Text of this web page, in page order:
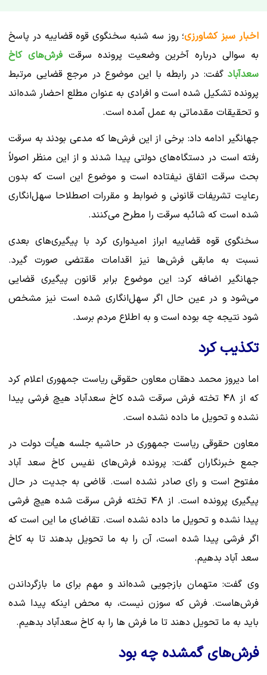
اخبار سبز کشاورزی؛ روز سه شنبه سخنگوی قوه قضاییه در پاسخ
به سوالی درباره آخرین وضعیت پرونده سرقت فرش‌های کاخ
سعدآباد گفت: در رابطه با این موضوع در مرجع قضایی مرتبط
پرونده تشکیل شده است و افرادی به عنوان مطلع احضار شده‌اند
و تحقیقات مقدماتی به عمل آمده است.
جهانگیر ادامه داد: برخی از این فرش‌ها که مدعی بودند به سرقت
رفته است در دستگاه‌های دولتی پیدا شدند و از این منظر اصولاً
بحث سرقت اتفاق نیفتاده است و موضوع این است که بدون
رعایت تشریفات قانونی و ضوابط و مقررات اصطلاحا سهل‌انگاری
شده است که شائبه سرقت را مطرح می‌کنند.
سخنگوی قوه قضاییه ابراز امیدواری کرد با پیگیری‌های بعدی
نسبت به مابقی فرش‌ها نیز اقدامات مقتضی صورت گیرد.
جهانگیر اضافه کرد: این موضوع برابر قانون پیگیری قضایی
می‌شود و در عین حال اگر سهل‌انگاری شده است نیز مشخص
شود نتیجه چه بوده است و به اطلاع مردم برسد.
تکذیب کرد
اما دیروز محمد دهقان معاون حقوقی ریاست جمهوری اعلام کرد
که از ۴۸ تخته فرش سرقت شده کاخ سعدآباد هیچ فرشی پیدا
نشده و تحویل ما داده نشده است.
معاون حقوقی ریاست جمهوری در حاشیه جلسه هیأت دولت در
جمع خبرنگاران گفت: پرونده فرش‌های نفیس کاخ سعد آباد
مفتوح است و رای صادر نشده است. قاضی به جدیت در حال
پیگیری پرونده است. از ۴۸ تخته فرش سرقت شده هیچ فرشی
پیدا نشده و تحویل ما داده نشده است. تقاضای ما این است که
اگر فرشی پیدا شده است، آن را به ما تحویل بدهند تا به کاخ
سعد آباد بدهیم.
وی گفت: متهمان بازجویی شده‌اند و مهم برای ما بازگرداندن
فرش‌هاست. فرش که سوزن نیست، به محض اینکه پیدا شده
باید به ما تحویل دهند تا ما فرش ها را به کاخ سعدآباد بدهیم.
فرش‌های گمشده چه بود